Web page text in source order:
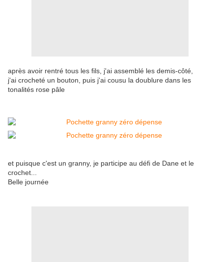
après avoir rentré tous les fils, j'ai assemblé les demis-côté,
j'ai crocheté un bouton, puis j'ai cousu la doublure dans les
tonalités rose pâle
et puisque c'est un granny, je participe au défi de Dane et le
crochet...
Belle journée